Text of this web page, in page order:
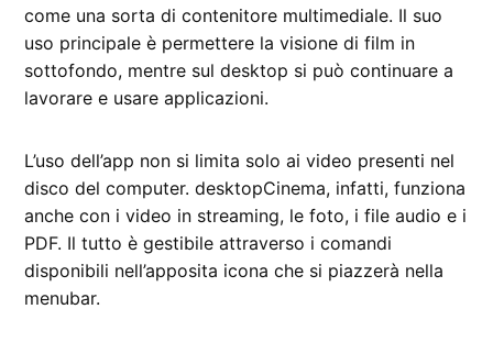
come una sorta di contenitore multimediale. Il suo
uso principale è permettere la visione di film in
sottofondo, mentre sul desktop si può continuare a
lavorare e usare applicazioni.
L’uso dell’app non si limita solo ai video presenti nel
disco del computer. desktopCinema, infatti, funziona
anche con i video in streaming, le foto, i file audio e i
PDF. Il tutto è gestibile attraverso i comandi
disponibili nell’apposita icona che si piazzerà nella
menubar.